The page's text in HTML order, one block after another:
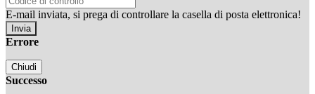
E-mail inviata, si prega di controllare la casella di posta elettronica!
Errore
Chiudi
Successo